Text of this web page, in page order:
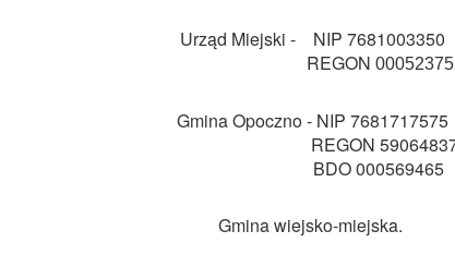
Urząd Miejski - NIP 7681003350
REGON
Gmina Opoczno - NIP 7681717575
REGON
BDO 000569465
Gmina wiejsko-miejska.